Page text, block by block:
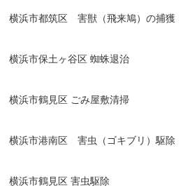
横浜市都筑区 害獣（飛来鳩）の捕獲
横浜市保土ヶ谷区 蜘蛛退治
横浜市鶴見区 ごみ屋敷清掃
横浜市港南区 害虫（ゴキブリ）駆除
横浜市鶴見区 害虫駆除